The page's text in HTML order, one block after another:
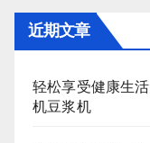
近期文章
轻松享受健康生
机豆浆机